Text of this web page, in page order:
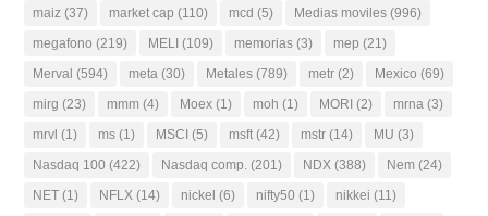
maiz (37) market cap (110) mcd (5) Medias moviles (996)
megafono (219) MELI (109) memorias (3) mep (21)
Merval (594) meta (30) Metales (789) metr (2) Mexico (69)
mirg (23) mmm (4) Moex (1) moh (1) MORI (2) mrna (3)
mrvl (1) ms (1) MSCI (5) msft (42) mstr (14) MU (3)
Nasdaq 100 (422) Nasdaq comp. (201) NDX (388) Nem (24)
NET (1) NFLX (14) nickel (6) nifty50 (1) nikkei (11)